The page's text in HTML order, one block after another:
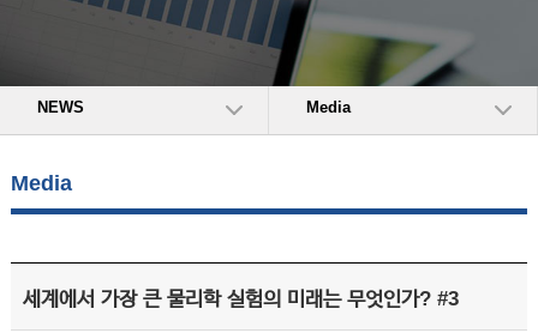
NEWS Media
Media
세계에서 가장 큰 물리학 실험의 미래는 무엇인가? #3